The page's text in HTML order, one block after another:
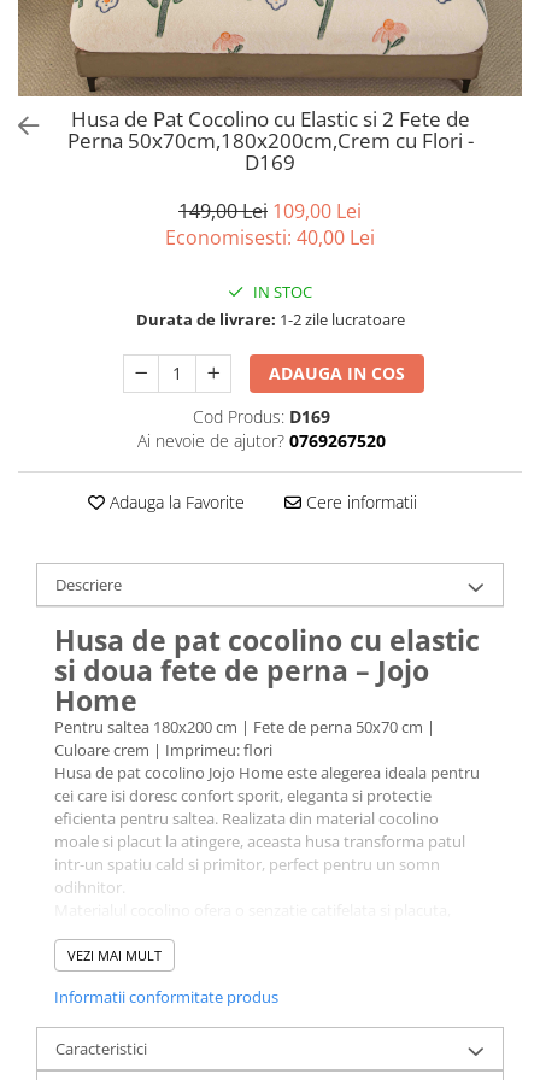
Bumbac satinat
Bumbac policoton
Compatibile cu saltea
90x200cm
100x200cm
Tipul cearceafului de pat
Normal - fara elastic
Galbena
Rosie
Verde
Imprimeu
Cu flori
Cu dungi
Cu inimioare
Cu pisici
Cu Animal Print
Cu ursuleti
Husa de Pat Cocolino cu Elastic si 2 Fete de
Perna 50x70cm,180x200cm,Crem cu Flori -
D169
149,00 Lei 109,00 Lei
Economisesti: 40,00 Lei
IN STOC
Durata de livrare: 1-2 zile lucratoare
ADAUGA IN COS
Cod Produs: D169
Ai nevoie de ajutor? 0769267520
Adauga la Favorite Cere informatii
Descriere
Husa de pat cocolino cu elastic
si doua fete de perna – Jojo
Home
Pentru saltea 180x200 cm | Fete de perna 50x70 cm |
Culoare crem | Imprimeu: flori
Husa de pat cocolino Jojo Home este alegerea ideala pentru
cei care isi doresc confort sporit, eleganta si protectie
eficienta pentru saltea. Realizata din material cocolino
moale si placut la atingere, aceasta husa transforma patul
intr-un spatiu cald si primitor, perfect pentru un somn
odihnitor.
sezonul rece. Textura delicata si aspectul elegant contribuie
la crearea unui dormitor modern si armonios.
Cearceaful este prevazut cu elastic pe toata circumferinta,
asigurand o fixare ferma pe saltea. Nu aluneca, nu se
strange si isi mentine forma chiar si dupa utilizari repetate.
In acelasi timp, protejeaza salteaua impotriva murdariei,
VEZI MAI MULT
Informatii conformitate produs
Caracteristici